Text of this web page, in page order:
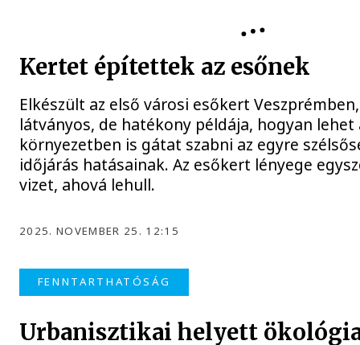
Kertet építettek az esőnek
Elkészült az első városi esőkert
látványos, de hatékony példája, hogyan lehet
környezetben is gátat szabni az egyre
időjárás hatásainak. Az esőkert lényege
vizet, ahová lehull.
2025. NOVEMBER 25. 12:15
FENNTARTHATÓSÁG
Urbanisztikai helyett